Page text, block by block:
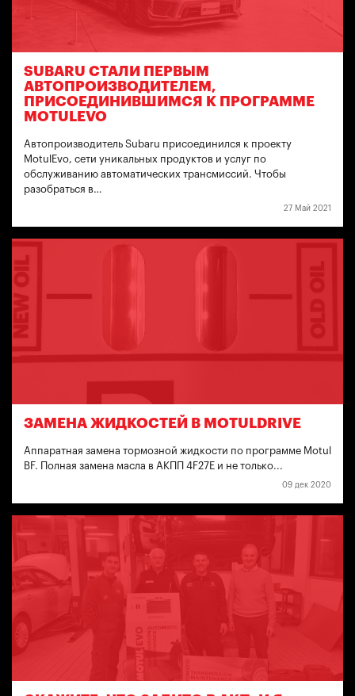
SUBARU СТАЛИ ПЕРВЫМ
АВТОПРОИЗВОДИТЕЛЕМ,
ПРИСОЕДИНИВШИМСЯ К ПРОГРАММЕ
MOTULEVO
Автопроизводитель Subaru присоединился к проекту
MotulEvo, сети уникальных продуктов и услуг по
обслуживанию автоматических трансмиссий. Чтобы
разобраться в…
27 Май 2021
ЗАМЕНА ЖИДКОСТЕЙ В MOTULDRIVE
Аппаратная замена тормозной жидкости по программе Motul
BF. Полная замена масла в АКПП 4F27E и не только...
09 дек 2020